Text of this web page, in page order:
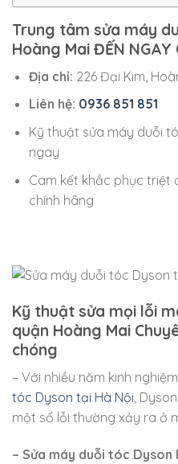
Trung tâm sửa máy
Hoàng Mai ĐẾN NGAY
Địa chỉ: 226 Đại Kim,
Liên hệ: 0936 851 851
Kỹ thuật sửa máy duỗi
ngay
Cam kết khắc phục triệt
chính hãng
Kỹ thuật sửa mọi lỗi
quận Hoàng Mai
chóng
– Với nhiều năm kinh
tóc Dyson tại Hà Nội,
một số lỗi thường xảy ra ở
– Sửa máy duỗi tóc